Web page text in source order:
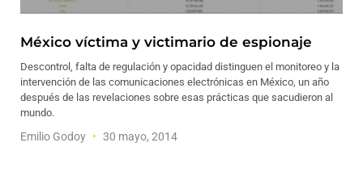
México víctima y victimario de espionaje
Descontrol, falta de regulación y opacidad distinguen el monitoreo y la
intervención de las comunicaciones electrónicas en México, un año
después de las revelaciones sobre esas prácticas que sacudieron al
mundo.
Emilio Godoy 30 mayo, 2014